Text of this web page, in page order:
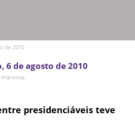
de 2010
6 de agosto de 2010
presidenciáveis teve